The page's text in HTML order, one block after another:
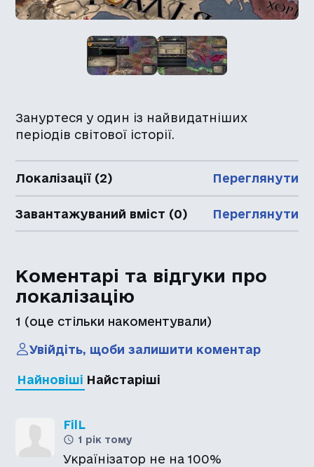
Зануртеся у один із найвидатніших
періодів світової історії.
Локалізації (2) Переглянути
Завантажуваний вміст (0) Переглянути
Коментарі та відгуки про
локалізацію
1 (оце стільки накоментували)
Увійдіть, щоби залишити коментар
Найновіші Найстаріші
FilL
1 рік тому
Українізатор не на 100%